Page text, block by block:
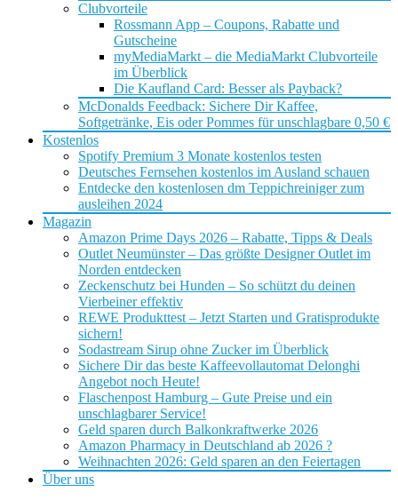
Clubvorteile
Rossmann App – Coupons, Rabatte und
Gutscheine
myMediaMarkt – die MediaMarkt Clubvorteile
im Überblick
Die Kaufland Card: Besser als Payback?
McDonalds Feedback: Sichere Dir Kaffee,
Softgetränke, Eis oder Pommes für unschlagbare 0,50 €
Kostenlos
Spotify Premium 3 Monate kostenlos testen
Deutsches Fernsehen kostenlos im Ausland schauen
Entdecke den kostenlosen dm Teppichreiniger zum
ausleihen 2024
Magazin
Amazon Prime Days 2026 – Rabatte, Tipps & Deals
Outlet Neumünster – Das größte Designer Outlet im
Norden entdecken
Zeckenschutz bei Hunden – So schützt du deinen
Vierbeiner effektiv
REWE Produkttest – Jetzt Starten und Gratisprodukte
sichern!
Sodastream Sirup ohne Zucker im Überblick
Sichere Dir das beste Kaffeevollautomat Delonghi
Angebot noch Heute!
Flaschenpost Hamburg – Gute Preise und ein
unschlagbarer Service!
Geld sparen durch Balkonkraftwerke 2026
Amazon Pharmacy in Deutschland ab 2026 ?
Weihnachten 2026: Geld sparen an den Feiertagen
Über uns